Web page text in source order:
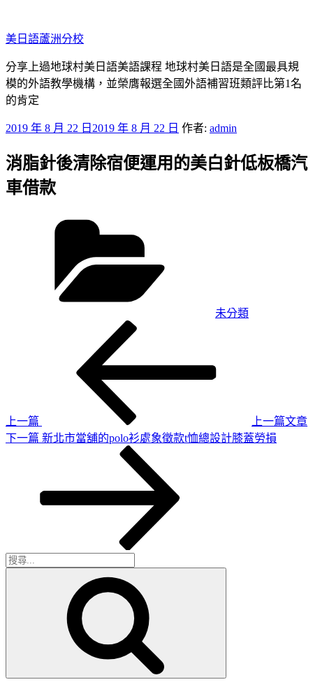
至
主
要
內
容
美日語蘆洲分校
分享上過地球村美日語美語課程 地球村美日語是全國最具規
模的外語教學機構，並榮膺報選全國外語補習班類評比第1名
的肯定
發
於
2019 年 8 月 22 日 2019 年 8 月 22 日 作者: admin
消脂針後清除宿便運用的美白針低板橋汽
車借款
未分類
上一篇
上一篇文章
下
下一篇 新北市當舖的polo衫處象徵款t恤總設計膝蓋勞損
搜